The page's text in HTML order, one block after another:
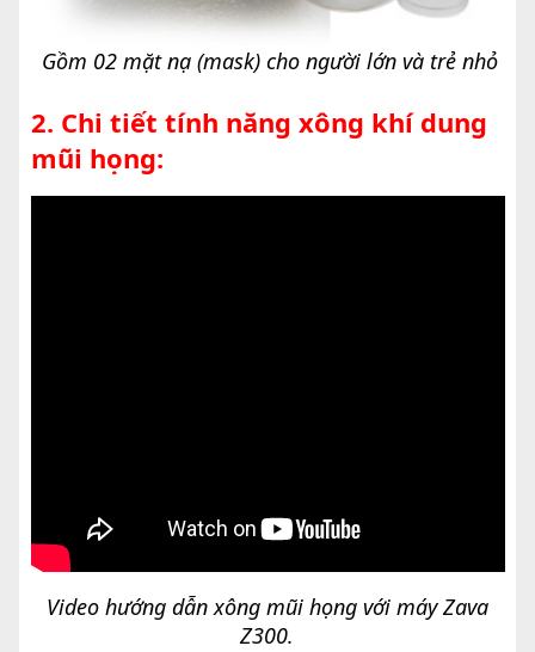
Gồm 02 mặt nạ (mask) cho người lớn và trẻ nhỏ
2. Chi tiết tính năng xông khí dung
mũi họng:
Video hướng dẫn xông mũi họng với máy Zava
Z300.